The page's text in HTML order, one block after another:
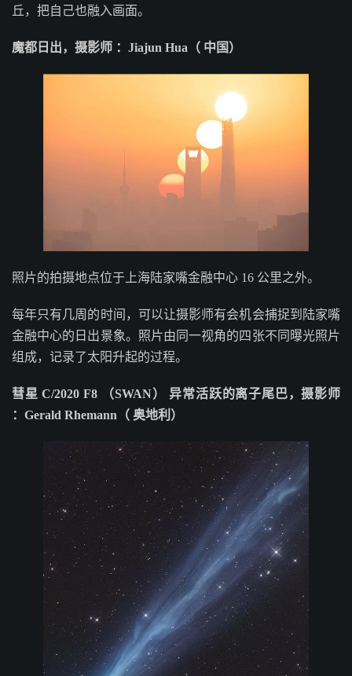
丘，把自己也融入画面。
魔都日出，摄影师 ：Jiajun Hua（ 中国）
照片的拍摄地点位于上海陆家嘴金融中心 16 公里之外。
每年只有几周的时间，可以让摄影师有会机会捕捉到陆家嘴
金融中心的日出景象。照片由同一视角的四张不同曝光照片
组成，记录了太阳升起的过程。
彗星 C/2020 F8 （SWAN） 异常活跃的离子尾巴，摄影师
：Gerald Rhemann（ 奥地利）